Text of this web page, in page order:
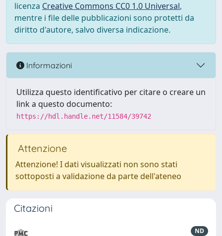
licenza Creative Commons CC0 1.0 Universal,
mentre i file delle pubblicazioni sono protetti da
diritto d'autore, salvo diversa indicazione.
Informazioni
Utilizza questo identificativo per citare o creare un
link a questo documento:
https://hdl.handle.net/11584/39742
Attenzione
Attenzione! I dati visualizzati non sono stati
sottoposti a validazione da parte dell'ateneo
Citazioni
ND